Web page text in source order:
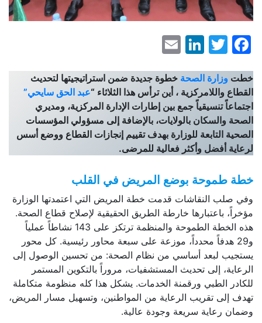
Facebook
Twitter
LinkedIn
خطت وزارة الصحة خطوة جديدة ضمن استراتيجيتها لتحديث
القطاع واللامركزية ، أين ترأس هذا الثلاثاء “عبد الحق سايحي”
اجتماعاً تنسيقياً جمع بين إطارات الإدارة المركزية، ومديري
الصحة والسكان بالولايات، بالإضافة إلى مسؤولي المؤسسات
الصحية التابعة للوزارة بهدف تقييم إنجازات القطاع ووضع أسس
لرعاية أفضل وأكثر فعالية للمرضى.
خطة طموحة بوضع المريض في القلب
وفي صلب النقاشات قدمت خطة المريض التي اعتمدتها الوزارة
مؤخراً، باعتبارها خارطة الطريق الحقيقية لإصلاح قطاع الصحة.
هذه الخطة الطموحة والمنظمة ترتكز على 143 نشاطاً عملياً
و29 هدفاً محدداً، موزعة على سبعة محاور رئيسية. كل محور
يستجيب لبعد أساسي من نظام الصحة: من تحسين الوصول إلى
الرعاية، إلى تحديث المستشفيات، مروراً بالتكوين المستمر
للكادر الطبي ورقمنة الخدمات. يشكل هذا كله منظومة متكاملة
تهدف إلى تقريب الرعاية من المواطنين، وتسهيل مسار المريض،
وضمان رعاية سريعة وجودة عالية.